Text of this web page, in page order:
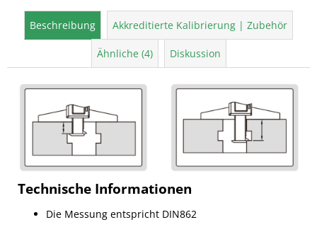
Beschreibung Akkreditierte Kalibrierung | Zubehör
Ähnliche (4) Diskussion
Technische Informationen
Die Messung entspricht DIN862